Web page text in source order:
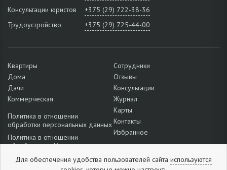
Консультации юристов
+375 (29) 722-38-36
Трудоустройство
+375 (29) 725-44-00
Квартиры
Дома
Дачи
Коммерческая
Политика в отношении
обработки персональных данных
Политика в отношении
обработки cookie
Подробнее о настройках файлов
Сотрудники
Отзывы
Консультации
Журнал
Карты
Контакты
Избранное
Для обеспечения удобства пользователей сайта используются